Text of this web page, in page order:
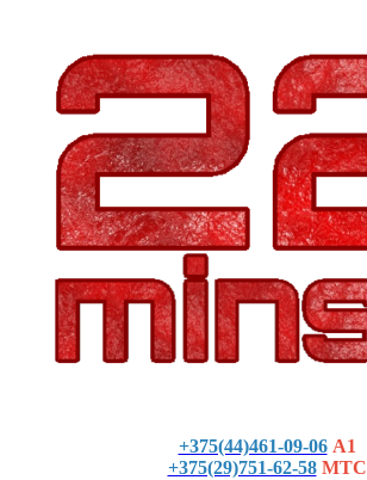
+375(44)461-09-06 А1
+375(29)751-62-58 МТС